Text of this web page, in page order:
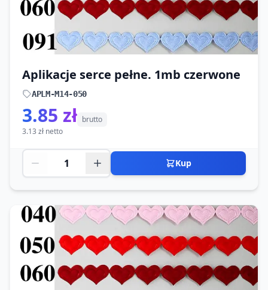
Aplikacje serce pełne. 1mb czerwone
APLM-M14-050
3.85 zł brutto
3.13 zł netto
Kup